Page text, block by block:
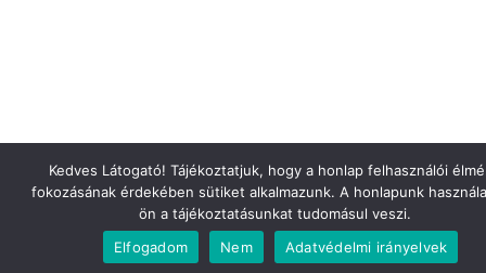
Kedves Látogató! Tájékoztatjuk, hogy a honlap felhasználói
fokozásának érdekében sütiket alkalmazunk. A honlapunk
ön a tájékoztatásunkat tudomásul veszi.
Elfogadom
Nem Adatvédelmi irányelvek